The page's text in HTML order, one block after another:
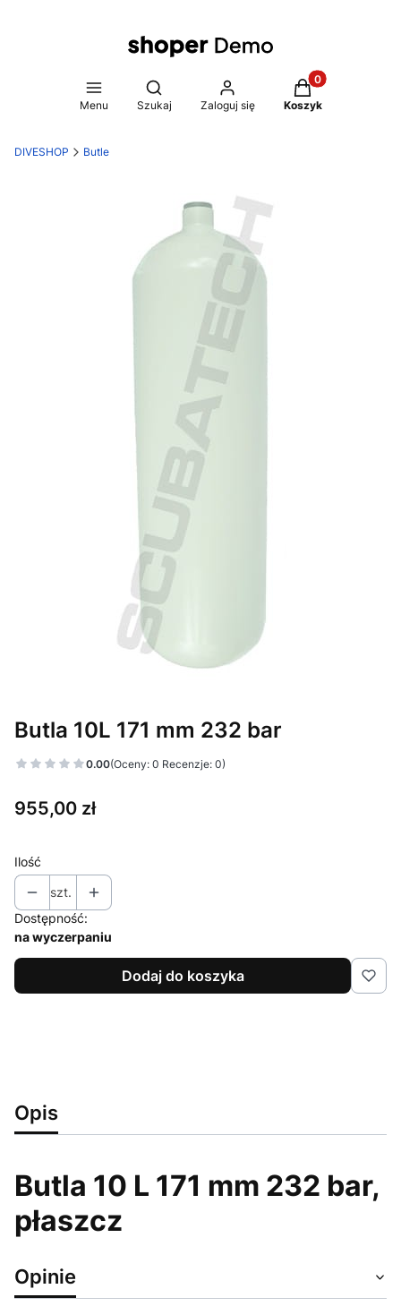
Menu
Otwórz wyszukiwarkę
Szukaj Zaloguj się
Produkty w
Koszyk
DIVESHOP Butle
Butla 10L 171 mm 232 bar
0.00(Oceny: 0 Recenzje: 0)
Cena
955,00 zł
Ilość
szt.
Dostępność:
na wyczerpaniu
Dodaj do koszyka
Opis
Butla 10 L 171 mm 232 bar,
płaszcz
Opinie